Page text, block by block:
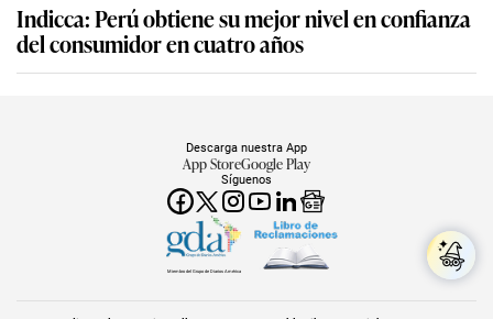
Indicca: Perú obtiene su mejor nivel en confianza
del consumidor en cuatro años
Síguenos
Descarga nuestra App
App StoreGoogle Play
Miembro del Grupo de Diarios América